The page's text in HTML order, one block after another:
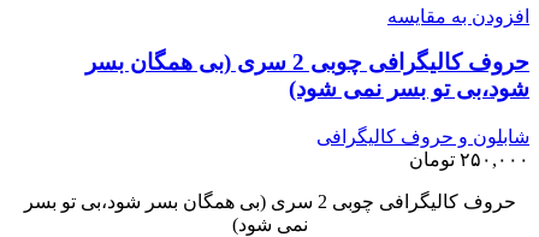
افزودن به مقایسه
حروف کالیگرافی چوبی 2 سری (بی همگان بسر
شود،بی تو بسر نمی شود)
شابلون و حروف کالیگرافی
۲۵۰,۰۰۰ تومان
حروف کالیگرافی چوبی 2 سری (بی همگان بسر شود،بی تو بسر
نمی شود)